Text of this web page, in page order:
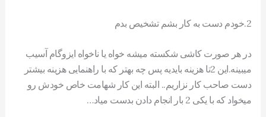
2.خودم دست به کار بشم تشخیص بدم
در هر صورت کاشی شکسته میشه خواه یا ناخواه ایزوگام آسیب
میبینه.این 2تا هزینه بایدیه پس چه بهتر که با راهنمایی هزینه بیشتر
دست صاحب کار نزاریم.. البته این کار شهامت خاص خودش رو
میخواد که با یکی 2 بار انجام دادن بدست میاد…